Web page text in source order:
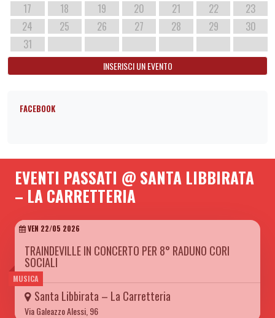
17 18 19 20 21 22
23
24
25 26 27 28 29
30
31
INSERISCI UN EVENTO
FACEBOOK
EVENTI PASSATI @ SANTA LIBBIRATA
– LA CARRETTERIA
MUSICA
VEN 22/05 2026
TRAINDEVILLE IN CONCERTO PER 8° RADUNO CORI
SOCIALI
Santa Libbirata – La Carretteria
Via Galeazzo Alessi, 96